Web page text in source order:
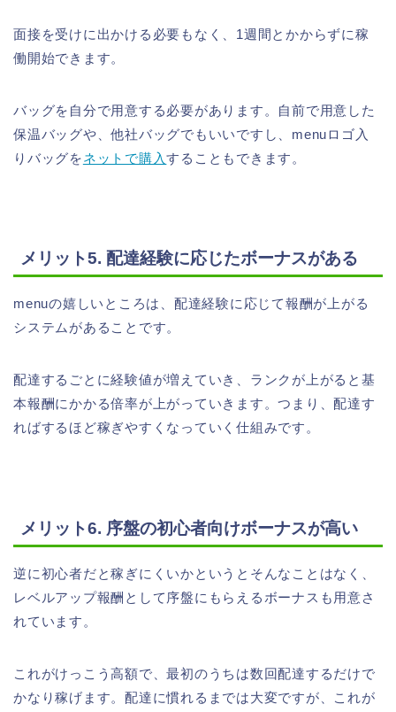
面接を受けに出かける必要もなく、1週間とかからずに稼
働開始できます。
バッグを自分で用意する必要があります。自前で用意した
保温バッグや、他社バッグでもいいですし、menuロゴ入
りバッグをネットで購入することもできます。
メリット5. 配達経験に応じたボーナスがある
menuの嬉しいところは、配達経験に応じて報酬が上がる
システムがあることです。
配達するごとに経験値が増えていき、ランクが上がると基
本報酬にかかる倍率が上がっていきます。つまり、配達す
ればするほど稼ぎやすくなっていく仕組みです。
メリット6. 序盤の初心者向けボーナスが高い
逆に初心者だと稼ぎにくいかというとそんなことはなく、
レベルアップ報酬として序盤にもらえるボーナスも用意さ
れています。
これがけっこう高額で、最初のうちは数回配達するだけで
かなり稼げます。配達に慣れるまでは大変ですが、これが